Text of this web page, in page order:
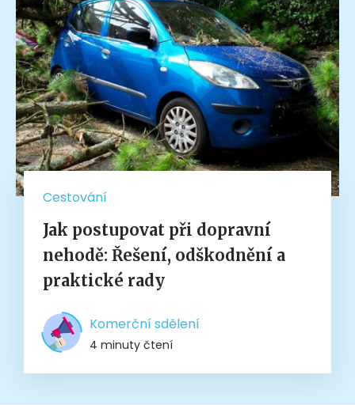
Cestování
Jak postupovat při dopravní
nehodě: Řešení, odškodnění a
praktické rady
Komerční sdělení
4 minuty čtení